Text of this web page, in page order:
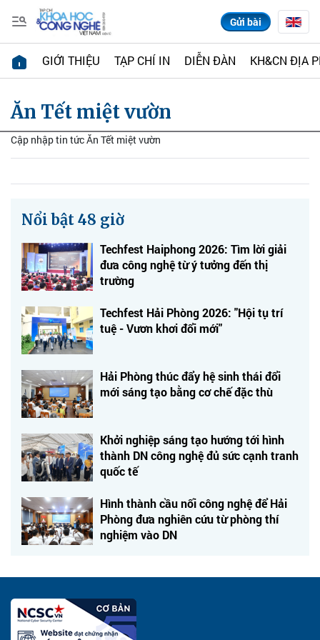
Gửi bài
GIỚI THIỆU TẠP CHÍ IN DIỄN ĐÀN KH&CN ĐỊA
Ăn Tết miệt vườn
Cập nhập tin tức Ăn Tết miệt vườn
Nổi bật 48 giờ
Techfest Haiphong 2026: Tìm lời giải
đưa công nghệ từ ý tưởng đến thị
trường
Techfest Hải Phòng 2026: "Hội tụ trí
tuệ - Vươn khơi đổi mới"
Hải Phòng thúc đẩy hệ sinh thái đổi
mới sáng tạo bằng cơ chế đặc thù
Khởi nghiệp sáng tạo hướng tới hình
thành DN công nghệ đủ sức cạnh tranh
quốc tế
Hình thành cầu nối công nghệ để Hải
Phòng đưa nghiên cứu từ phòng thí
nghiệm vào DN